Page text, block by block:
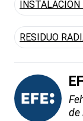
INSTALACIÓN
RESIDUO
de